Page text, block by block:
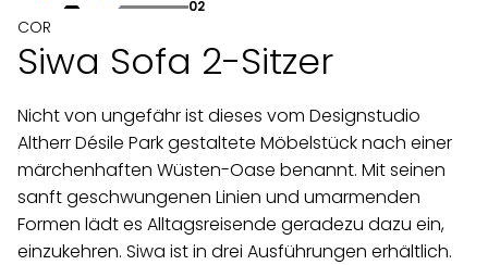
02
COR
Siwa Sofa 2-Sitzer
Nicht von ungefähr ist dieses vom Designstudio
Altherr Désile Park gestaltete Möbelstück nach einer
märchenhaften Wüsten-Oase benannt. Mit seinen
sanft geschwungenen Linien und umarmenden
Formen lädt es Alltagsreisende geradezu dazu ein,
einzukehren. Siwa ist in drei Ausführungen erhältlich.